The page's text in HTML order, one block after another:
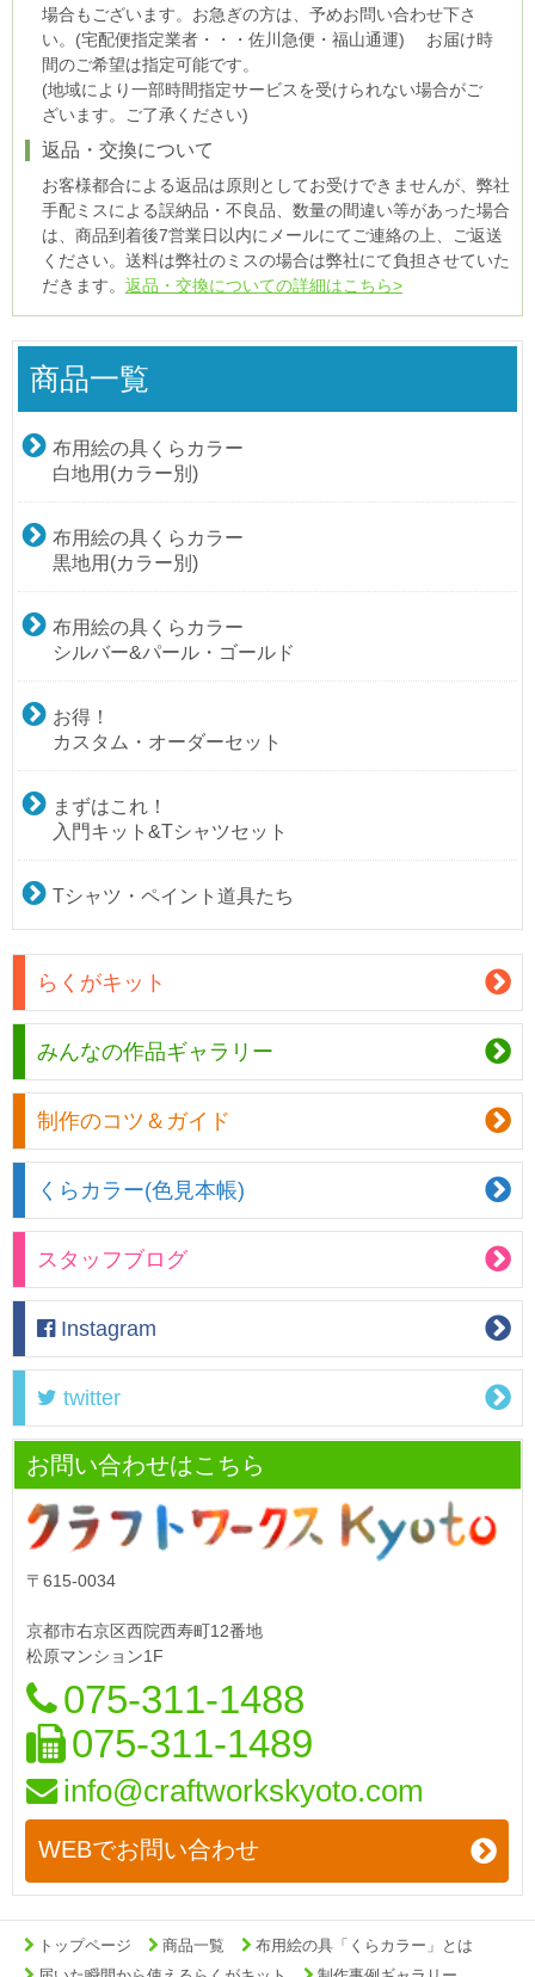
場合もございます。お急ぎの方は、予めお問い合わせ下さ
い。(宅配便指定業者・・・佐川急便・福山通運) お届け時
間のご希望は指定可能です。
(地域により一部時間指定サービスを受けられない場合がご
ざいます。ご了承ください)
返品・交換について
お客様都合による返品は原則としてお受けできませんが、弊社
手配ミスによる誤納品・不良品、数量の間違い等があった場合
は、商品到着後7営業日以内にメールにてご連絡の上、ご返送
ください。送料は弊社のミスの場合は弊社にて負担させていた
だきます。 返品・交換についての詳細はこちら>
商品一覧
布用絵の具くらカラー
白地用(カラー別)
布用絵の具くらカラー
黒地用(カラー別)
布用絵の具くらカラー
シルバー&パール・ゴールド
お得！
カスタム・オーダーセット
まずはこれ！
入門キット&Tシャツセット
Tシャツ・ペイント道具たち
らくがキット
みんなの作品ギャラリー
制作のコツ＆ガイド
くらカラー(色見本帳)
スタッフブログ
Instagram
twitter
お問い合わせはこちら
〒615-0034
京都市右京区西院西寿町12番地
松原マンション1F
075-311-1488
075-311-1489
info@craftworkskyoto.com
WEBでお問い合わせ
トップページ 商品一覧
布用絵の具「くらカラー」とは